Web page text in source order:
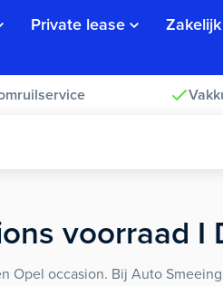
Private lease Zakelijk
voorraad I
Opel occasion. Bij Auto